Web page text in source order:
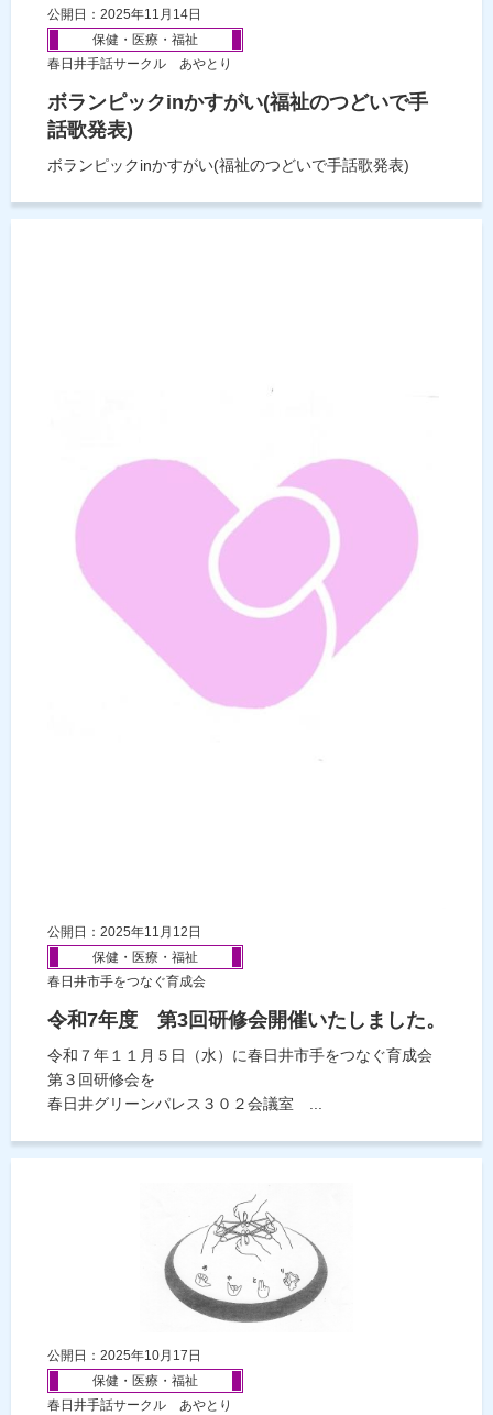
公開日：2025年11月14日
保健・医療・福祉
春日井手話サークル あやとり
ボランピックinかすがい(福祉のつどいで手
話歌発表)
ボランピックinかすがい(福祉のつどいで手話歌発表)
公開日：2025年11月12日
保健・医療・福祉
春日井市手をつなぐ育成会
令和7年度 第3回研修会開催いたしました。
令和７年１１月５日（水）に春日井市手をつなぐ育成会
第３回研修会を
春日井グリーンパレス３０２会議室 ...
公開日：2025年10月17日
保健・医療・福祉
春日井手話サークル あやとり